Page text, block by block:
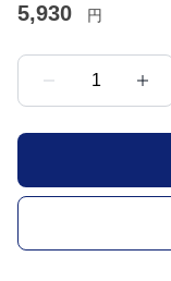
5,930 円
1